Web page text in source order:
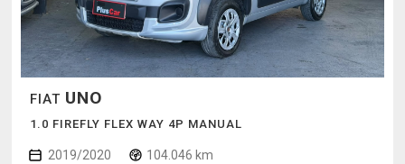
FIAT UNO
1.0 FIREFLY FLEX WAY 4P MANUAL
2019/2020 104.046 km